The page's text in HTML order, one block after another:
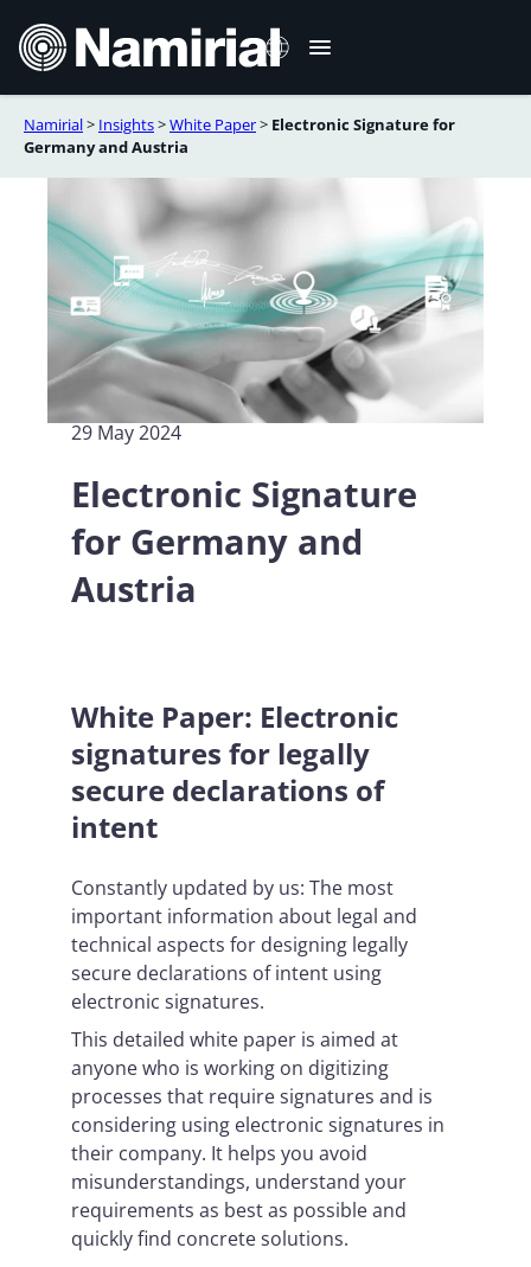
content
Italiano
Français
Español
Română
Namirial> Insights>White Paper> Electronic Signature for
Germany and Austria
29 May 2024
Electronic Signature
for Germany and
Austria
White Paper: Electronic
signatures for legally
secure declarations of
intent
Constantly updated by us: The most
important information about legal and
technical aspects for designing legally
secure declarations of intent using
electronic signatures.
This detailed white paper is aimed at
anyone who is working on digitizing
processes that require signatures and is
considering using electronic signatures in
their company. It helps you avoid
misunderstandings, understand your
requirements as best as possible and
quickly find concrete solutions.